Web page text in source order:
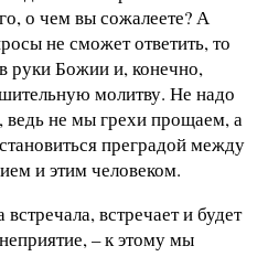
о чем вы сожалеете? А
не сможет ответить, то
руки Божии и, конечно,
молитву. Не надо
ведь не мы грехи прощаем, а
преградой между
и этим человеком.
встречает и будет
– к этому мы